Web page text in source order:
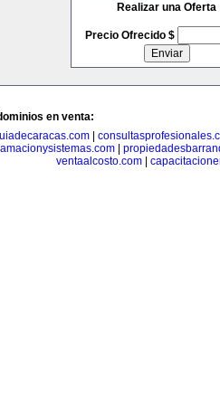
Realizar una Oferta
Precio Ofrecido $
en venta:
|
ventaalcosto.com|